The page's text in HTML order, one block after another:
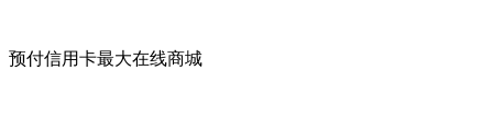
预付信用卡最大在线商城